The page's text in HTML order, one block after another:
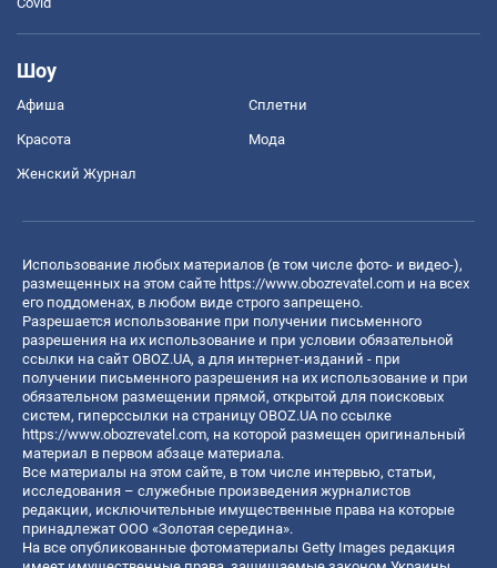
Шоу
Афиша Сплетни
Красота Мода
Женский Журнал
Использование любых материалов (в том числе фото- и видео-),
размещенных на этом сайте https://www.obozrevatel.com и на всех
его поддоменах, в любом виде строго запрещено.
Разрешается использование при получении письменного
разрешения на их использование и при условии обязательной
ссылки на сайт OBOZ.UA, а для интернет-изданий - при
получении письменного разрешения на их использование и при
обязательном размещении прямой, открытой для поисковых
систем, гиперссылки на страницу OBOZ.UA по ссылке
https://www.obozrevatel.com, на которой размещен оригинальный
материал в первом абзаце материала.
Все материалы на этом сайте, в том числе интервью, статьи,
исследования – служебные произведения журналистов
редакции, исключительные имущественные права на которые
принадлежат ООО «Золотая середина».
На все опубликованные фотоматериалы Getty Images редакция